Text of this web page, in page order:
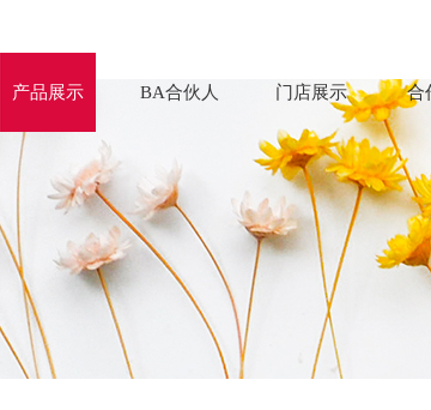
产品展示 BA合伙人 门店展示 合